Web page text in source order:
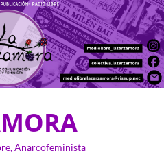
Anarcofeminista